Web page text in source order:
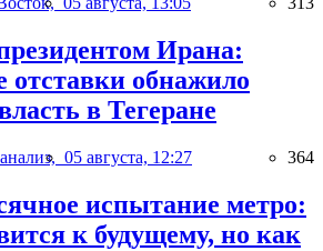
Ирана:
отставки обнажило
в Тегеране
05 августа, 12:27 364
испытание метро:
к будущему, но как